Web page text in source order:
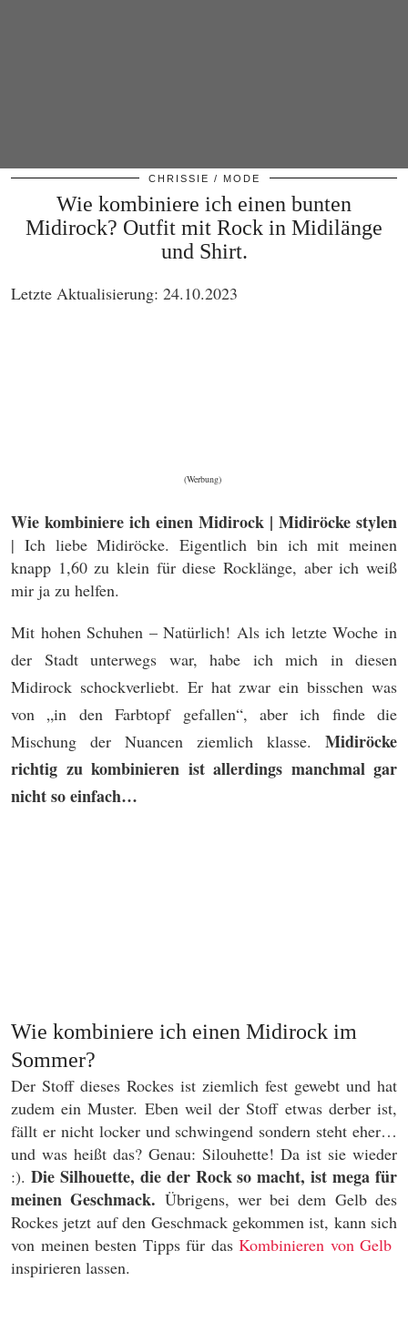
CHRISSIE MODE
Wie kombiniere ich einen bunten
Midirock? Outfit mit Rock in Midilänge
und Shirt.
Letzte Aktualisierung: 24.10.2023
(Werbung)
Wie kombiniere ich einen Midirock | Midiröcke stylen
| Ich liebe Midiröcke. Eigentlich bin ich mit meinen
knapp 1,60 zu klein für diese Rocklänge, aber ich weiß
mir ja zu helfen.
Mit hohen Schuhen – Natürlich! Als ich letzte Woche in
der Stadt unterwegs war, habe ich mich in diesen
Midirock schockverliebt. Er hat zwar ein bisschen was
von „in den Farbtopf gefallen“, aber ich finde die
Mischung der Nuancen ziemlich klasse. Midiröcke
richtig zu kombinieren ist allerdings manchmal gar
nicht so einfach…
Wie kombiniere ich einen Midirock im
Sommer?
Der Stoff dieses Rockes ist ziemlich fest gewebt und hat
zudem ein Muster. Eben weil der Stoff etwas derber ist,
fällt er nicht locker und schwingend sondern steht eher…
und was heißt das? Genau: Silouhette! Da ist sie wieder
:). Die Silhouette, die der Rock so macht, ist mega für
meinen Geschmack. Übrigens, wer bei dem Gelb des
Rockes jetzt auf den Geschmack gekommen ist, kann sich
von meinen besten Tipps für das Kombinieren von Gelb
inspirieren lassen.